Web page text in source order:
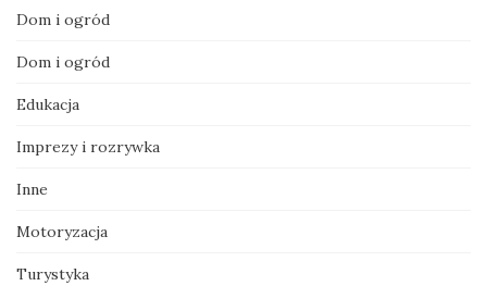
Dom i ogród
Dom i ogród
Edukacja
Imprezy i rozrywka
Inne
Motoryzacja
Turystyka